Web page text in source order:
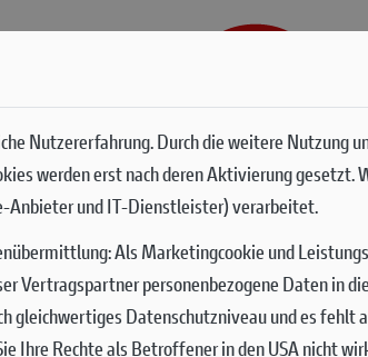
Nutzererfahrung. Durch die weitere Nutzung
werden erst nach deren Aktivierung gesetzt.
Anbieter und IT-Dienstleister) verarbeitet.
Als Marketingcookie und
Vertragspartner personenbezogene Daten in
gleichwertiges Datenschutzniveau und es
Ihre Rechte als Betroffener in den USA nicht